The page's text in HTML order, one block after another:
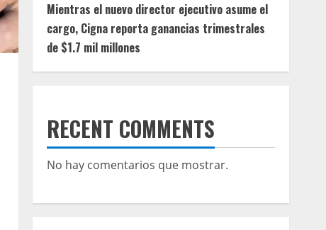
Mientras el nuevo director ejecutivo asume el
cargo, Cigna reporta ganancias trimestrales
de $1.7 mil millones
RECENT COMMENTS
No hay comentarios que mostrar.